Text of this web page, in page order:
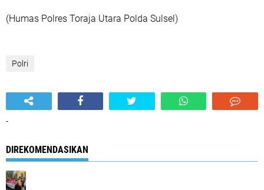
(Humas Polres Toraja Utara Polda Sulsel)
Polri
-
DIREKOMENDASIKAN